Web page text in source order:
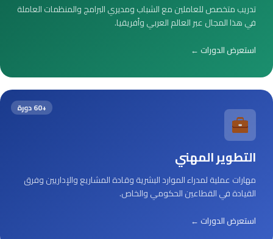
تدريب متخصص للعاملين مع الشباب ومديري البرامج والمنظمات العاملة
في هذا المجال عبر العالم العربي وأفريقيا.
استعرض الدورات ←
+60 دورة
التطوير المهني
مهارات عملية لمدراء الموارد البشرية وقادة المشاريع والإداريين وفرق
القيادة في القطاعين الحكومي والخاص.
استعرض الدورات ←